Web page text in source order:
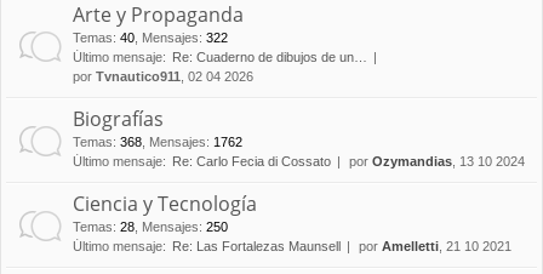
Arte y Propaganda
Temas: 40 Mensajes: 322
Último mensaje:
Re: Cuaderno de dibujos de un…
por Tvnautico911 , 02 04 2026
Biografías
Temas: 368 Mensajes: 1762
Último mensaje:
Re: Carlo Fecia di Cossato por Ozymandias , 13 10 2024
Ciencia y Tecnología
Temas: 28 Mensajes: 250
Último mensaje:
Re: Las Fortalezas Maunsell por Amelletti , 21 10 2021